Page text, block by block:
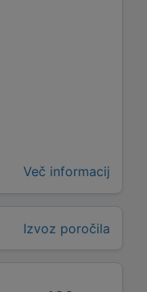
Več informacij
Izvoz poročila